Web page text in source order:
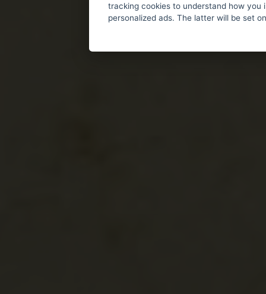
tracking cookies to understand how
personalized ads. The latter will be set